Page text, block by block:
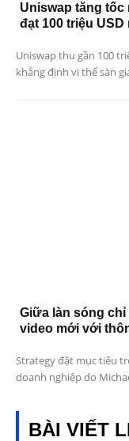
Uniswap tăng tốc
đạt 100 triệu USD
Uniswap thu gần 100
khẳng định vị thế sàn
Giữa làn sóng
video mới với
Strategy đặt mục tiêu
doanh nghiệp do
BÀI VIẾT